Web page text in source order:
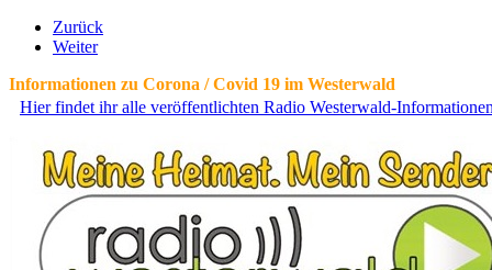
Zurück
Weiter
Informationen zu Corona / Covid 19 im Westerwald
Hier findet ihr alle veröffentlichten Radio Westerwald-